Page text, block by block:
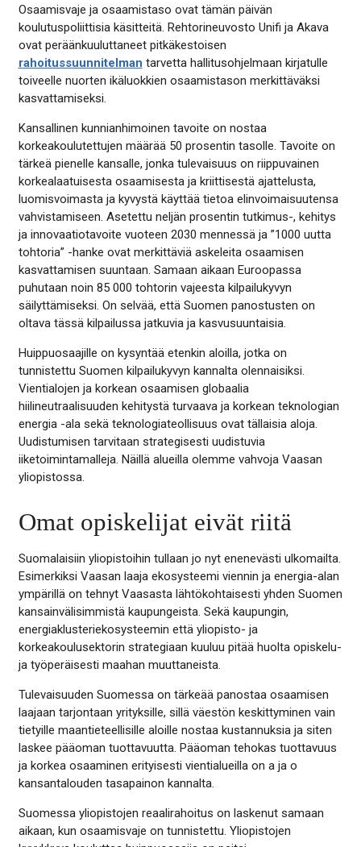
Osaamisvaje ja osaamistaso ovat tämän päivän
koulutuspoliittisia käsitteitä. Rehtorineuvosto Unifi ja Akava
ovat peräänkuuluttaneet pitkäkestoisen
rahoitussuunnitelman tarvetta hallitusohjelmaan kirjatulle
toiveelle nuorten ikäluokkien osaamistason merkittäväksi
kasvattamiseksi.
Kansallinen kunnianhimoinen tavoite on nostaa
korkeakoulutettujen määrää 50 prosentin tasolle. Tavoite on
tärkeä pienelle kansalle, jonka tulevaisuus on riippuvainen
korkealaatuisesta osaamisesta ja kriittisestä ajattelusta,
luomisvoimasta ja kyvystä käyttää tietoa elinvoimaisuutensa
vahvistamiseen. Asetettu neljän prosentin tutkimus-, kehitys
ja innovaatiotavoite vuoteen 2030 mennessä ja ”1000 uutta
tohtoria” -hanke ovat merkittäviä askeleita osaamisen
kasvattamisen suuntaan. Samaan aikaan Euroopassa
puhutaan noin 85 000 tohtorin vajeesta kilpailukyvyn
säilyttämiseksi. On selvää, että Suomen panostusten on
oltava tässä kilpailussa jatkuvia ja kasvusuuntaisia.
Huippuosaajille on kysyntää etenkin aloilla, jotka on
tunnistettu Suomen kilpailukyvyn kannalta olennaisiksi.
Vientialojen ja korkean osaamisen globaalia
hiilineutraalisuuden kehitystä turvaava ja korkean teknologian
energia -ala sekä teknologiateollisuus ovat tällaisia aloja.
Uudistumisen tarvitaan strategisesti uudistuvia
iiketoimintamalleja. Näillä alueilla olemme vahvoja Vaasan
yliopistossa.
Omat opiskelijat eivät riitä
Suomalaisiin yliopistoihin tullaan jo nyt enenevästi ulkomailta.
Esimerkiksi Vaasan laaja ekosysteemi viennin ja energia-alan
ympärillä on tehnyt Vaasasta lähtökohtaisesti yhden Suomen
kansainvälisimmistä kaupungeista. Sekä kaupungin,
energiaklusteriekosysteemin että yliopisto- ja
korkeakoulusektorin strategiaan kuuluu pitää huolta opiskelu-
ja työperäisesti maahan muuttaneista.
Tulevaisuuden Suomessa on tärkeää panostaa osaamisen
laajaan tarjontaan yrityksille, sillä väestön keskittyminen vain
tietyille maantieteellisille aloille nostaa kustannuksia ja siten
laskee pääoman tuottavuutta. Pääoman tehokas tuottavuus
ja korkea osaaminen erityisesti vientialueilla on a ja o
kansantalouden tasapainon kannalta.
Suomessa yliopistojen reaalirahoitus on laskenut samaan
aikaan, kun osaamisvaje on tunnistettu. Yliopistojen